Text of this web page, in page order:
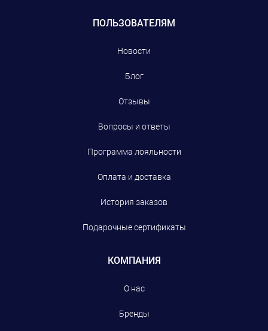
ПОЛЬЗОВАТЕЛЯМ
Новости
Блог
Отзывы
Вопросы и ответы
Программа лояльности
Оплата и доставка
История заказов
Подарочные сертификаты
КОМПАНИЯ
О нас
Бренды